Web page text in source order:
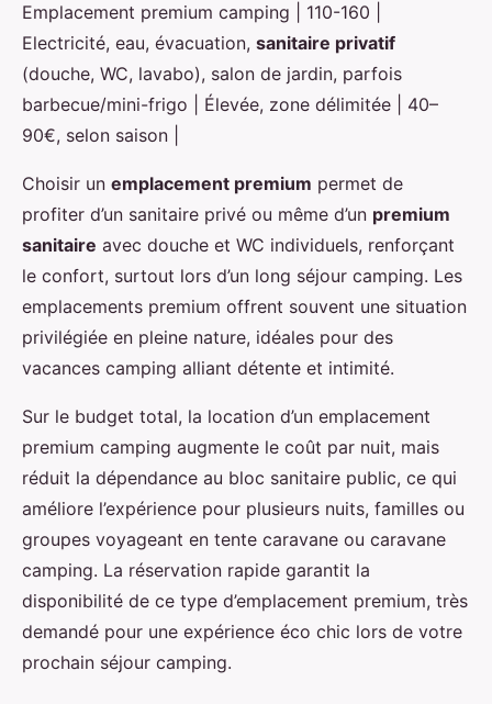
Emplacement premium camping | 110-160 |
Electricité, eau, évacuation, sanitaire privatif
(douche, WC, lavabo), salon de jardin, parfois
barbecue/mini-frigo | Élevée, zone délimitée | 40–
90€, selon saison |
Choisir un emplacement premium permet de
profiter d’un sanitaire privé ou même d’un premium
sanitaire avec douche et WC individuels, renforçant
le confort, surtout lors d’un long séjour camping. Les
emplacements premium offrent souvent une situation
privilégiée en pleine nature, idéales pour des
vacances camping alliant détente et intimité.
Sur le budget total, la location d’un emplacement
premium camping augmente le coût par nuit, mais
réduit la dépendance au bloc sanitaire public, ce qui
améliore l’expérience pour plusieurs nuits, familles ou
groupes voyageant en tente caravane ou caravane
camping. La réservation rapide garantit la
disponibilité de ce type d’emplacement premium, très
demandé pour une expérience éco chic lors de votre
prochain séjour camping.